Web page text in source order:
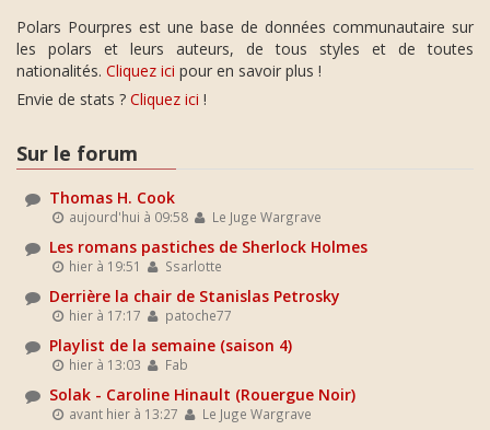
Polars Pourpres est une base de données communautaire sur
les polars et leurs auteurs, de tous styles et de toutes
nationalités. Cliquez ici pour en savoir plus !
Envie de stats ? Cliquez ici !
Sur le forum
Thomas H. Cook
aujourd'hui à 09:58 Le Juge Wargrave
Les romans pastiches de Sherlock Holmes
hier à 19:51 Ssarlotte
Derrière la chair de Stanislas Petrosky
hier à 17:17 patoche77
Playlist de la semaine (saison 4)
hier à 13:03 Fab
Solak - Caroline Hinault (Rouergue Noir)
avant hier à 13:27 Le Juge Wargrave